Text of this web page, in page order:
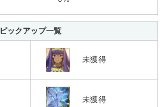
ピックアップ一覧
未獲得
未獲得